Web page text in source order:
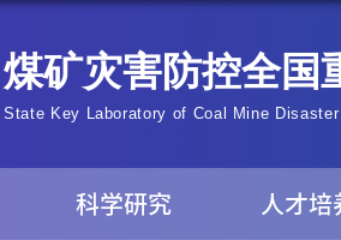
科学研究 人才培